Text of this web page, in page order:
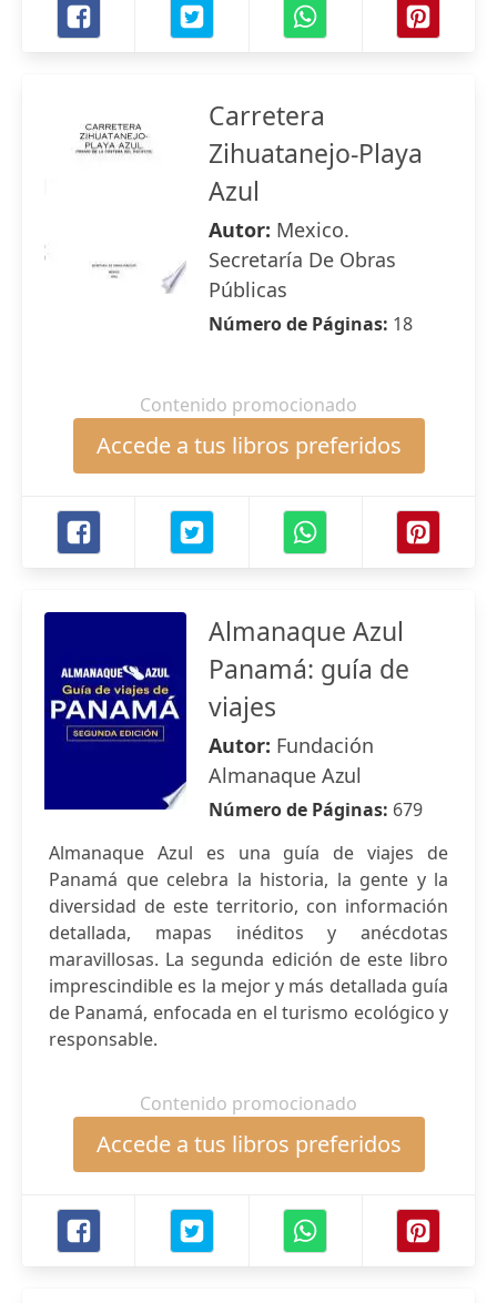
Carretera
Zihuatanejo-Playa
Azul
Autor: Mexico.
Secretaría De Obras
Públicas
Número de Páginas: 18
Contenido promocionado
Accede a tus libros preferidos
Almanaque Azul
Panamá: guía de
viajes
Autor: Fundación
Almanaque Azul
Número de Páginas: 679
Almanaque Azul es una guía de viajes de
Panamá que celebra la historia, la gente y la
diversidad de este territorio, con información
detallada, mapas inéditos y anécdotas
maravillosas. La segunda edición de este libro
imprescindible es la mejor y más detallada guía
de Panamá, enfocada en el turismo ecológico y
responsable.
Contenido promocionado
Accede a tus libros preferidos